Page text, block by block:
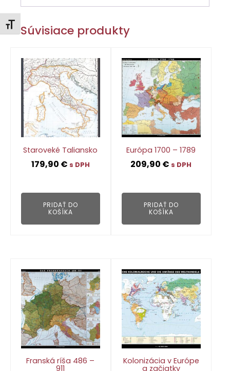
Zmeniť veľkosť písma
Súvisiace produkty
Staroveké Taliansko
179,90 € s DPH
PRIDAŤ DO
KOŠÍKA
Európa 1700 – 1789
209,90 € s DPH
PRIDAŤ DO
KOŠÍKA
Franská ríša 486 –
911
Kolonizácia v Európe
a začiatky